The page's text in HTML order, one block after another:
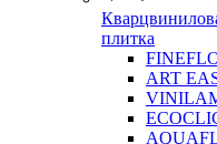
плитка
ART